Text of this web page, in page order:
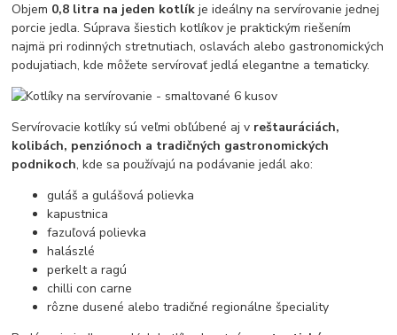
Objem 0,8 litra na jeden kotlík je ideálny na servírovanie jednej
porcie jedla. Súprava šiestich kotlíkov je praktickým riešením
najmä pri rodinných stretnutiach, oslavách alebo gastronomických
podujatiach, kde môžete servírovať jedlá elegantne a tematicky.
Servírovacie kotlíky sú veľmi obľúbené aj v reštauráciách,
kolibách, penziónoch a tradičných gastronomických
podnikoch, kde sa používajú na podávanie jedál ako:
guláš a gulášová polievka
kapustnica
fazuľová polievka
halászlé
perkelt a ragú
chilli con carne
rôzne dusené alebo tradičné regionálne špeciality